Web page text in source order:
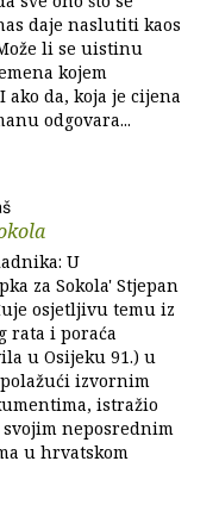
daje naslutiti kaos
li se uistinu
kojem
ako da, koja je cijena
odgovara...
U
za Sokola' Stjepan
osjetljivu temu iz
rata i poraća
u Osijeku 91.) u
izvornim
istražio
neposrednim
u hrvatskom